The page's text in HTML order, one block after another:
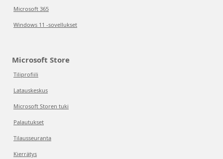
Microsoft 365
Windows 11 -sovellukset
Microsoft Store
Tiliprofiili
Latauskeskus
Microsoft Storen tuki
Palautukset
Tilausseuranta
Kierrätys